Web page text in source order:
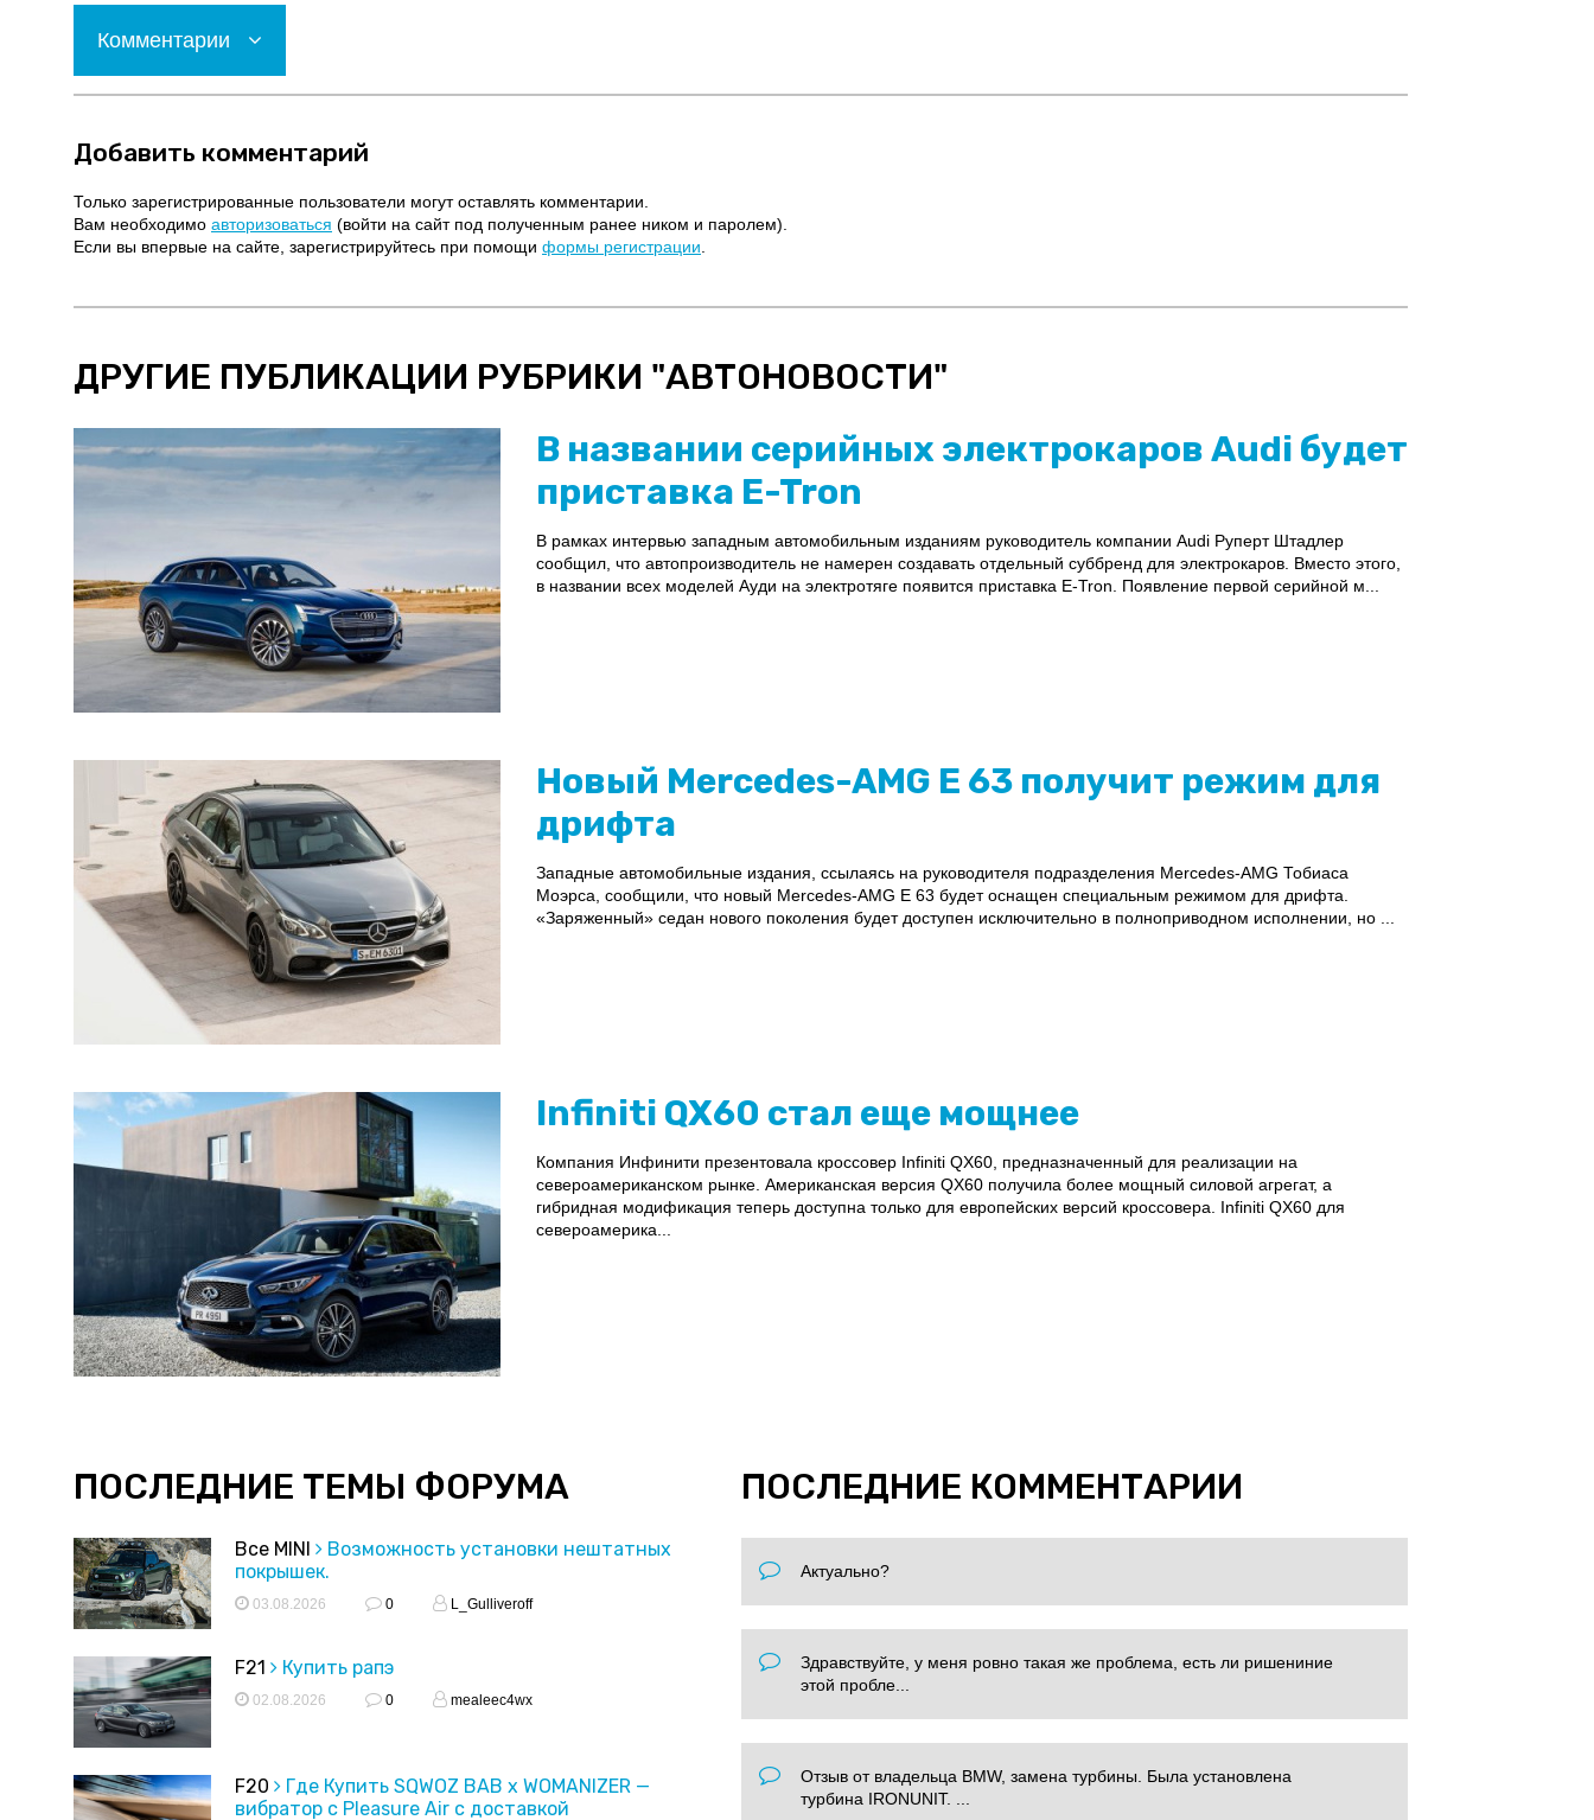
Комментарии
Добавить комментарий
Только зарегистрированные пользователи могут оставлять комментарии.
Вам необходимо авторизоваться (войти на сайт под полученным ранее ником и паролем).
Если вы впервые на сайте, зарегистрируйтесь при помощи формы регистрации
ДРУГИЕ ПУБЛИКАЦИИ РУБРИКИ "АВТОНОВОСТИ"
В названии серийных электрокаров Audi будет
приставка E-Tron
В рамках интервью западным автомобильным изданиям руководитель компании Audi Руперт Штадлер
сообщил, что автопроизводитель не намерен создавать отдельный суббренд для электрокаров. Вместо этого,
в названии всех моделей Ауди на электротяге появится приставка E-Tron. Появление первой серийной м...
Новый Mercedes-AMG E 63 получит режим для
дрифта
Западные автомобильные издания, ссылаясь на руководителя подразделения Mercedes-AMG Тобиаса
Моэрса, сообщили, что новый Mercedes-AMG E 63 будет оснащен специальным режимом для дрифта.
«Заряженный» седан нового поколения будет доступен исключительно в полноприводном исполнении, но ...
Infiniti QX60 стал еще мощнее
Компания Инфинити презентовала кроссовер Infiniti QX60, предназначенный для реализации на
североамериканском рынке. Американская версия QX60 получила более мощный силовой агрегат, а
гибридная модификация теперь доступна только для европейских версий кроссовера. Infiniti QX60 для
североамерика...
ПОСЛЕДНИЕ ТЕМЫ ФОРУМА
Все MINI
Возможность установки нештатных
покрышек.
03.08.2026 0 L_Gulliveroff
F21 Купить рапэ
02.08.2026 0 mealeec4wx
F20
Где Купить SQWOZ BAB x WOMANIZER —
вибратор с Pleasure Air с доставкой
ПОСЛЕДНИЕ КОММЕНТАРИИ
Актуально?
Здравствуйте, у меня ровно такая же проблема, есть ли ришениние
этой пробле...
Отзыв от владельца BMW, замена турбины. Была установлена
турбина IRONUNIT. ...